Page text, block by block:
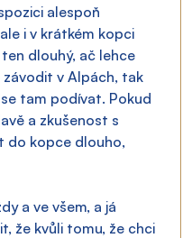
alespoň
i v krátkém kopci
dlouhý, ač lehce
v Alpách, tak
tam podívat. Pokud
a zkušenost s
do kopce dlouho,
a ve všem, a já
že kvůli tomu, že chci